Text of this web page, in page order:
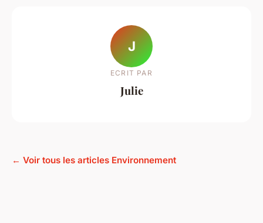
J
ECRIT PAR
Julie
← Voir tous les articles Environnement